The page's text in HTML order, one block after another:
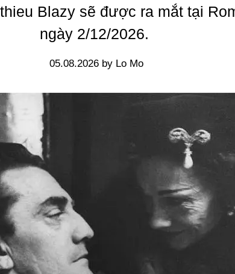
Blazy sẽ được ra mắt tại
ngày 2/12/2026.
05.08.2026 by Lo Mo